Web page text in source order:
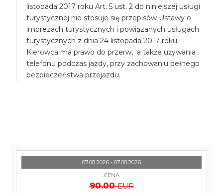
listopada 2017 roku Art. 5 ust. 2 do niniejszej usługi
turystycznej nie stosuje się przepisów Ustawy o
imprezach turystycznych i powiązanych usługach
turystycznych z dnia 24 listopada 2017 roku.
Kierowca ma prawo do przerw, a także używania
telefonu podczas jazdy, przy zachowaniu pełnego
bezpieczeństwa przejazdu.
07.08.2026 - 07.08.2026
CENA
90.00 EUR